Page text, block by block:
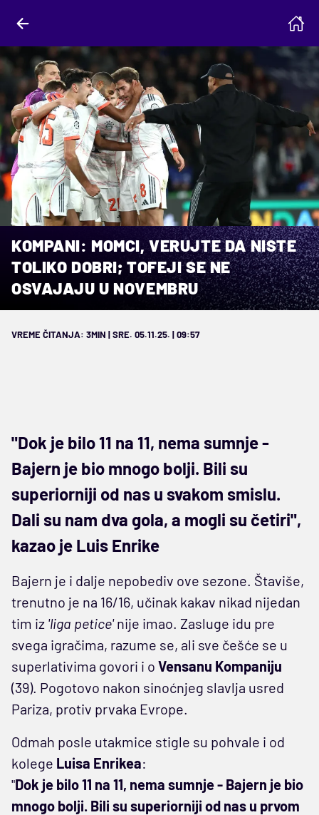
KOMPANI: MOMCI, VERUJTE DA NISTE
TOLIKO DOBRI; TOFEJI SE NE
OSVAJAJU U NOVEMBRU
VREME ČITANJA: 3MIN | SRE. 05.11.25. | 09:57
"Dok je bilo 11 na 11, nema sumnje -
Bajern je bio mnogo bolji. Bili su
superiorniji od nas u svakom smislu.
Dali su nam dva gola, a mogli su četiri",
kazao je Luis Enrike
Bajern je i dalje nepobediv ove sezone. Štaviše,
trenutno je na 16/16, učinak kakav nikad nijedan
tim iz 'liga petice'nije imao. Zasluge idu pre
svega igračima, razume se, ali sve češće se u
superlativima govori i o Vensanu Kompaniju
(39). Pogotovo nakon sinoćnjeg slavlja usred
Pariza, protiv prvaka Evrope.
Odmah posle utakmice stigle su pohvale i od
kolege Luisa Enrikea:
"Dok je bilo 11 na 11, nema sumnje - Bajern je bio
mnogo bolji. Bili su superiorniji od nas u prvom